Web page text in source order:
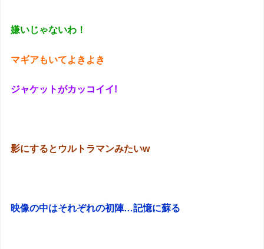
嫌いじゃないわ！
マギアもいてよきよき
ジャケットがカッコイイ!
影にするとウルトラマンみたいw
映像の中はそれぞれの初陣…記憶に蘇る